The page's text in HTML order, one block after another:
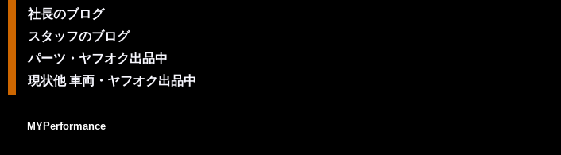
社長のブログ
スタッフのブログ
パーツ・ヤフオク出品中
現状他 車両・ヤフオク出品中
MYPerformance